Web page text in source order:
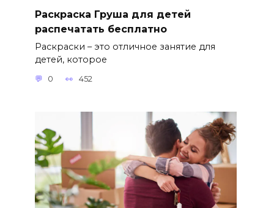
Раскраска Груша для детей
распечатать бесплатно
Раскраски – это отличное занятие для
детей, которое
0 452